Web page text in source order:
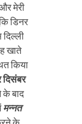
मेरी
डिनर
खाते
किया
दिसंबर
के बाद
मन्नत